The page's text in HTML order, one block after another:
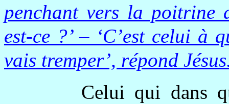
penchant vers la poitrine
est-ce ?’ – ‘C’est celui à
vais tremper’, répond
Celui qui dans